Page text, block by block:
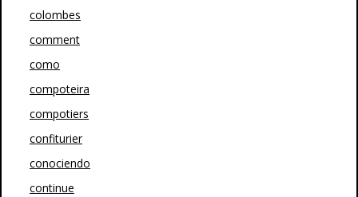
colombes
comment
como
compoteira
compotiers
confiturier
conociendo
continue